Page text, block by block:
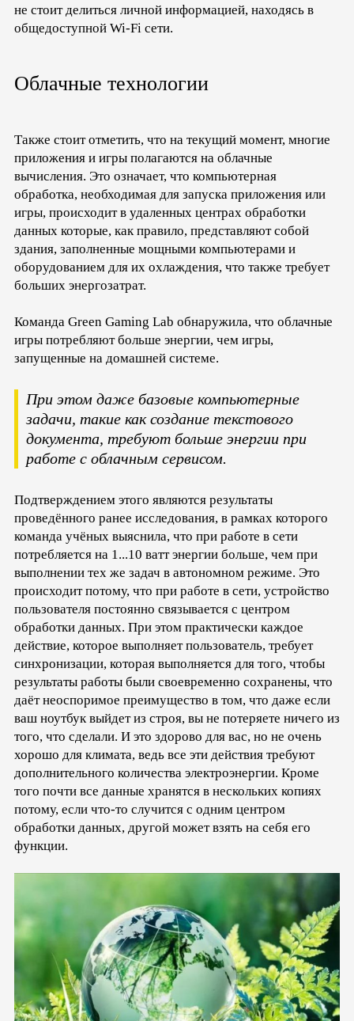
не стоит делиться личной информацией, находясь в
общедоступной Wi-Fi сети.
Облачные технологии
Также стоит отметить, что на текущий момент, многие
приложения и игры полагаются на облачные
вычисления. Это означает, что компьютерная
обработка, необходимая для запуска приложения или
игры, происходит в удаленных центрах обработки
данных которые, как правило, представляют собой
здания, заполненные мощными компьютерами и
оборудованием для их охлаждения, что также требует
больших энергозатрат.
Команда Green Gaming Lab обнаружила, что облачные
игры потребляют больше энергии, чем игры,
запущенные на домашней системе.
При этом даже базовые компьютерные
задачи, такие как создание текстового
документа, требуют больше энергии при
работе с облачным сервисом.
Подтверждением этого являются результаты
проведённого ранее исследования, в рамках которого
команда учёных выяснила, что при работе в сети
потребляется на 1...10 ватт энергии больше, чем при
выполнении тех же задач в автономном режиме. Это
происходит потому, что при работе в сети, устройство
пользователя постоянно связывается с центром
обработки данных. При этом практически каждое
действие, которое выполняет пользователь, требует
синхронизации, которая выполняется для того, чтобы
результаты работы были своевременно сохранены, что
даёт неоспоримое преимущество в том, что даже если
ваш ноутбук выйдет из строя, вы не потеряете ничего из
того, что сделали. И это здорово для вас, но не очень
хорошо для климата, ведь все эти действия требуют
дополнительного количества электроэнергии. Кроме
того почти все данные хранятся в нескольких копиях
потому, если что-то случится с одним центром
обработки данных, другой может взять на себя его
функции.